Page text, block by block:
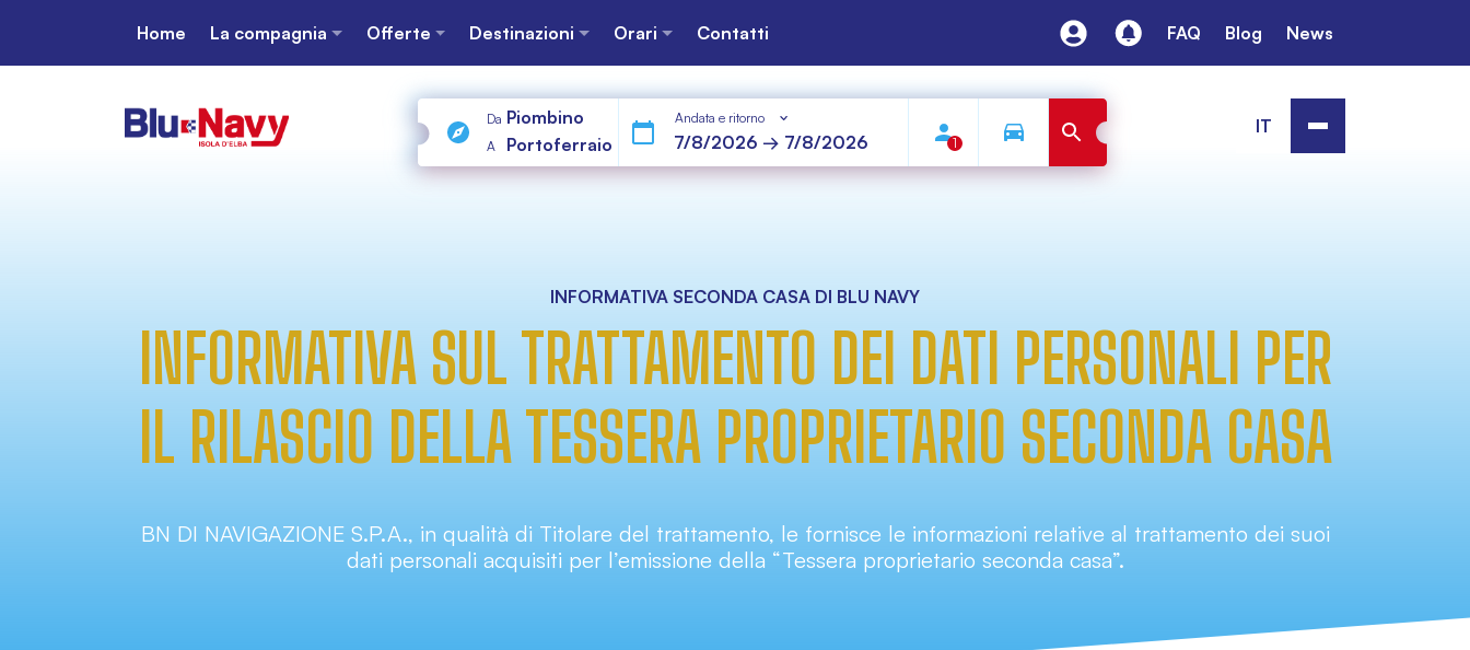
Home La compagnia Offerte Destinazioni Orari Contatti FAQ Blog News
Da Piombino
A Portoferraio
Andata e ritorno
1
IT
INFORMATIVA SECONDA CASA DI BLU NAVY
INFORMATIVA SUL TRATTAMENTO DEI DATI PERSONALI PER
IL RILASCIO DELLA TESSERA PROPRIETARIO SECONDA CASA
BN DI NAVIGAZIONE S.P.A., in qualità di Titolare del trattamento, le fornisce le informazioni relative al trattamento dei suoi
dati personali acquisiti per l’emissione della “Tessera proprietario seconda casa”.